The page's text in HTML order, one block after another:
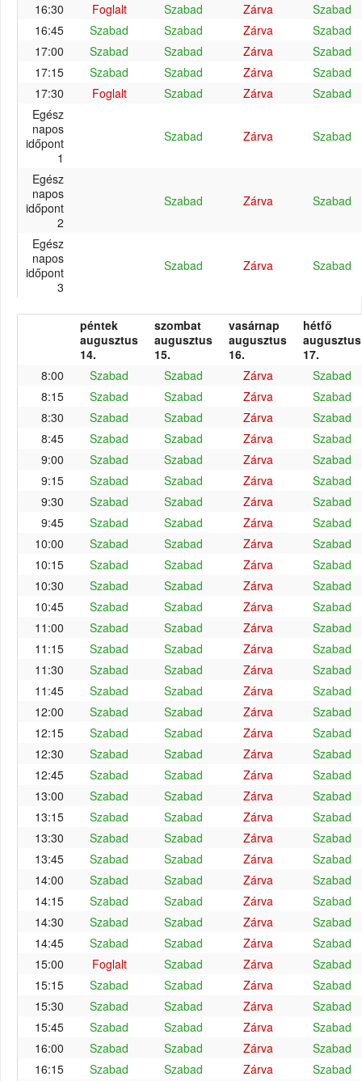
16:30
Foglalt Szabad Zárva
Szabad
16:45
Szabad Szabad Zárva
Szabad
17:00
Szabad Szabad Zárva
Szabad
17:15
Szabad Szabad Zárva
Szabad
17:30
Foglalt Szabad Zárva
Szabad
Egész
napos
időpont
1
Szabad Zárva Szabad
Egész
napos
időpont
2
Szabad Zárva Szabad
Egész
napos
időpont
3
Szabad Zárva Szabad
péntek
augusztus
14.
szombat
augusztus
15.
vasárnap
augusztus
16.
hétfő
augusztus
17.
8:00
Szabad Szabad Zárva
Szabad
8:15
Szabad Szabad Zárva
Szabad
8:30
Szabad Szabad Zárva
Szabad
8:45
Szabad Szabad Zárva
Szabad
9:00
Szabad Szabad Zárva
Szabad
9:15
Szabad Szabad Zárva
Szabad
9:30
Szabad Szabad Zárva
Szabad
9:45
Szabad Szabad Zárva
Szabad
10:00
Szabad Szabad Zárva
Szabad
10:15
Szabad Szabad Zárva
Szabad
10:30
Szabad Szabad Zárva
Szabad
10:45
Szabad Szabad Zárva
Szabad
11:00
Szabad Szabad Zárva
Szabad
11:15
Szabad Szabad Zárva
Szabad
11:30
Szabad Szabad Zárva
Szabad
11:45
Szabad Szabad Zárva
Szabad
12:00
Szabad Szabad Zárva
Szabad
12:15
Szabad Szabad Zárva
Szabad
12:30
Szabad Szabad Zárva
Szabad
12:45
Szabad Szabad Zárva
Szabad
13:00
Szabad Szabad Zárva
Szabad
13:15
Szabad Szabad Zárva
Szabad
13:30
Szabad Szabad Zárva
Szabad
13:45
Szabad Szabad Zárva
Szabad
14:00
Szabad Szabad Zárva
Szabad
14:15
Szabad Szabad Zárva
Szabad
14:30
Szabad Szabad Zárva
Szabad
14:45
Szabad Szabad Zárva
Szabad
15:00
Foglalt Szabad Zárva
Szabad
15:15
Szabad Szabad Zárva
Szabad
15:30
Szabad Szabad Zárva
Szabad
15:45
Szabad Szabad Zárva
Szabad
16:00
Szabad Szabad Zárva
Szabad
16:15
Szabad Szabad Zárva Szabad